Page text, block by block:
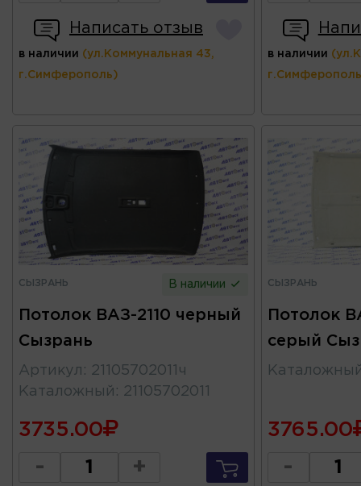
Написать отзыв
в наличии (ул.Коммунальная 43,
г.Симферополь)
в наличии
СЫЗРАНЬ В наличии
Потолок ВАЗ-2110 черный
Сызрань
Артикул : 21105702011ч
Каталожный : 21105702011
3735.00
- +
СЫЗРАНЬ
Потолок
серый
3765.00
-